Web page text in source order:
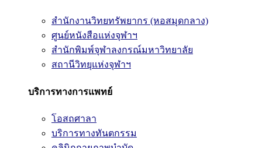
สำนักงานวิทยทรัพยากร (หอสมุดกลาง)
ศูนย์หนังสือแห่งจุฬาฯ
สำนักพิมพ์จุฬาลงกรณ์มหาวิทยาลัย
สถานีวิทยุแห่งจุฬาฯ
บริการทางการแพทย์
โอสถศาลา
บริการทางทันตกรรม